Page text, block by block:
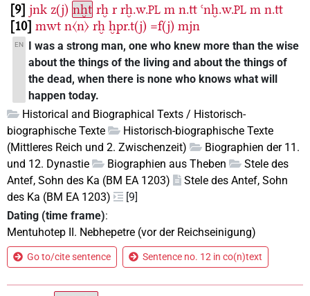
9 jnk z(j) nḫt rḫ r rḫ.w.PL m n.tt ꜥnḫ.w.PL m n.tt
10 mwt n〈n〉 rḫ ḫpr.t(j) =f(j) mjn
EN
I was a strong man, one who knew more than the wise
about the things of the living and about the things of
the dead, when there is none who knows what will
happen today.
Historical and Biographical Texts / Historisch-
biographische Texte
Historisch-biographische Texte
(Mittleres Reich und 2. Zwischenzeit)
Biographien der 11.
und 12. Dynastie
Biographien aus Theben
Stele des
Antef, Sohn des Ka (BM EA 1203)
Stele des Antef, Sohn
des Ka (BM EA 1203)
[9]
Dating (time frame):
Mentuhotep II. Nebhepetre (vor der Reichseinigung)
Go to/cite sentence Sentence no. 12 in co(n)text